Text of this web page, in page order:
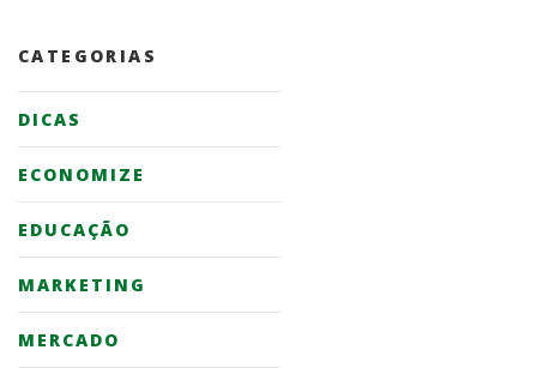
CATEGORIAS
DICAS
ECONOMIZE
EDUCAÇÃO
MARKETING
MERCADO